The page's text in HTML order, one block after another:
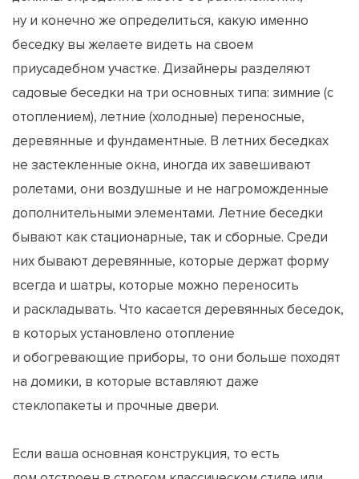
ну и конечно же определиться, какую именно
беседку вы желаете видеть на своем
приусадебном участке. Дизайнеры разделяют
садовые беседки на три основных типа: зимние (с
отоплением), летние (холодные) переносные,
деревянные и фундаментные. В летних беседках
не застекленные окна, иногда их завешивают
ролетами, они воздушные и не нагроможденные
дополнительными элементами. Летние беседки
бывают как стационарные, так и сборные. Среди
них бывают деревянные, которые держат форму
всегда и шатры, которые можно переносить
и раскладывать. Что касается деревянных беседок,
в которых установлено отопление
и обогревающие приборы, то они больше походят
на домики, в которые вставляют даже
стеклопакеты и прочные двери.
Если ваша основная конструкция, то есть